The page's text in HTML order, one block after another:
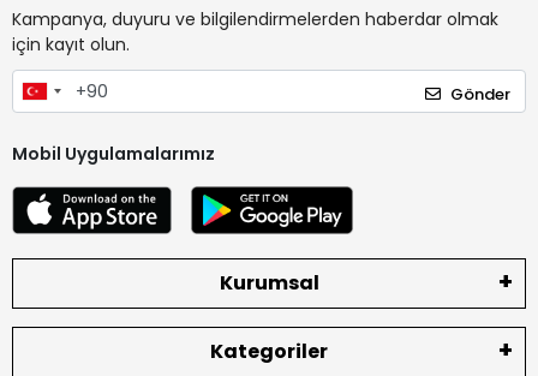
Kampanya, duyuru ve bilgilendirmelerden haberdar olmak
için kayıt olun.
Gönder
Mobil Uygulamalarımız
Kurumsal
Kategoriler